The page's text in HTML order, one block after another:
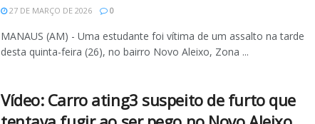
27 DE MARÇO DE 2026 0
MANAUS (AM) - Uma estudante foi vítima de um assalto na tarde
desta quinta-feira (26), no bairro Novo Aleixo, Zona ...
Vídeo: Carro ating3 suspeito de furto que